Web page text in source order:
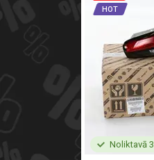
Noliktavā 3
HOT